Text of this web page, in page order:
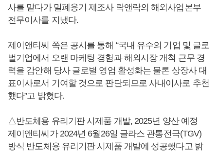
사를 맡다가 밀폐용기 제조사 락앤락의 해외사업본부
전무이사를 지냈다.
제이앤티씨 쪽은 공시를 통해 “국내 유수의 기업 및 글로
벌기업에서 오랜 마케팅 경험과 해외시장 개척 근무 경
력을 감안해 당사 글로벌 영업 활성화는 물론 상장사 대
표이사로서 기여할 것으로 판단되므로 사내이사로 추천
했다”고 밝혔다.
△반도체용 유리기판 시제품 개발, 2025년 양산 예정
제이앤티씨가 2024년 6월26일 글라스 관통전극(TGV)
방식 반도체용 유리기판 시제품 개발에 성공했다고 밝